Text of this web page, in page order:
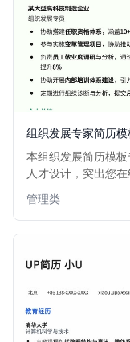
组织发展专家简历
本组织发展简历模
人才设计，突出您
晰，重点突出，助
织发展职位。
管理类